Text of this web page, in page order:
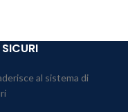
al sistema di